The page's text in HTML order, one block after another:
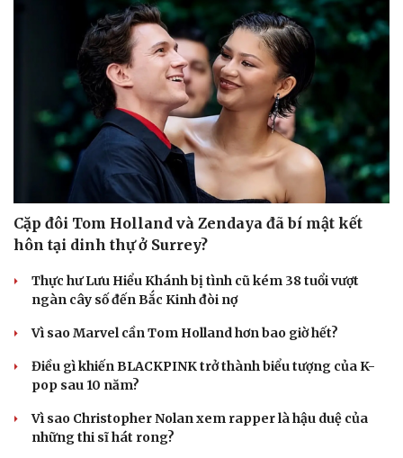
Cặp đôi Tom Holland và Zendaya đã bí mật kết
hôn tại dinh thự ở Surrey?
Thực hư Lưu Hiểu Khánh bị tình cũ kém 38 tuổi vượt
ngàn cây số đến Bắc Kinh đòi nợ
Vì sao Marvel cần Tom Holland hơn bao giờ hết?
Điều gì khiến BLACKPINK trở thành biểu tượng của K-
pop sau 10 năm?
Vì sao Christopher Nolan xem rapper là hậu duệ của
những thi sĩ hát rong?